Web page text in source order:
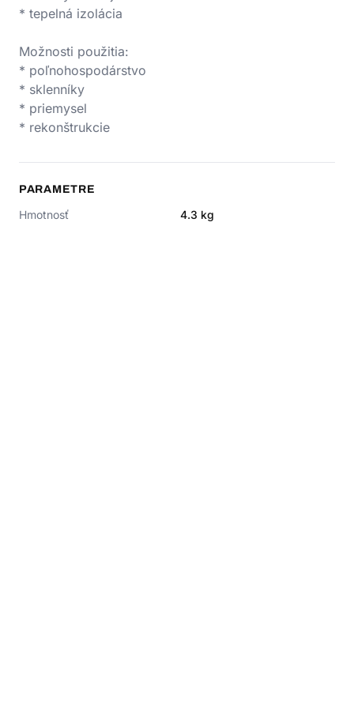
* tepelná izolácia
Možnosti použitia:
* poľnohospodárstvo
* sklenníky
* priemysel
* rekonštrukcie
PARAMETRE
Hmotnosť 4.3 kg